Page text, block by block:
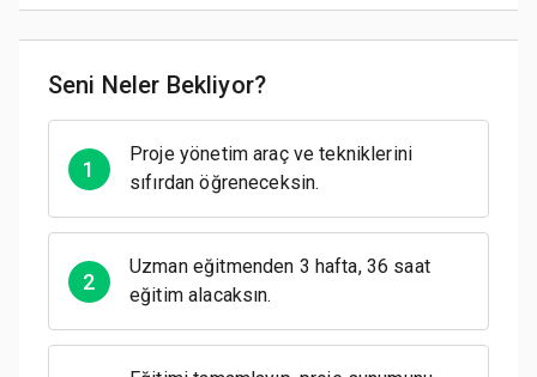
Seni Neler Bekliyor?
1
Proje yönetim araç ve tekniklerini
sıfırdan öğreneceksin.
2
Uzman eğitmenden 3 hafta, 36 saat
eğitim alacaksın.